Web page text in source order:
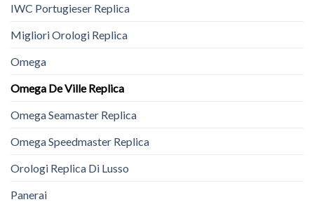
IWC Portugieser Replica
Migliori Orologi Replica
Omega
Omega De Ville Replica
Omega Seamaster Replica
Omega Speedmaster Replica
Orologi Replica Di Lusso
Panerai